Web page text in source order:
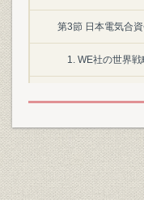
第3節 日本電気合
1. WE社の世界
3. 日本電気合資
第1章 日本電気株式会
第1節 近代産業の